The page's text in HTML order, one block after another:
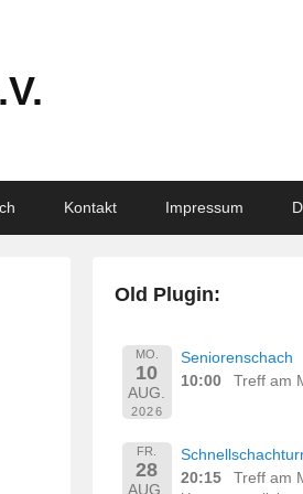
Kontakt Impressum
Old Plugin:
MO.
10
AUG.
2026
Seniorenschach
10:00
Treff am
FR.
28
AUG.
20:15
Treff am